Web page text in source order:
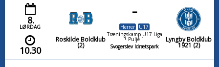
8.
LØRDAG
10.30
Roskilde Boldklub
(2)
-
Herrer
U17
Træningskamp U17 Liga
• Pulje 1
Svogerslev Idrætspark
Lyngby Boldklub
1921 (2)